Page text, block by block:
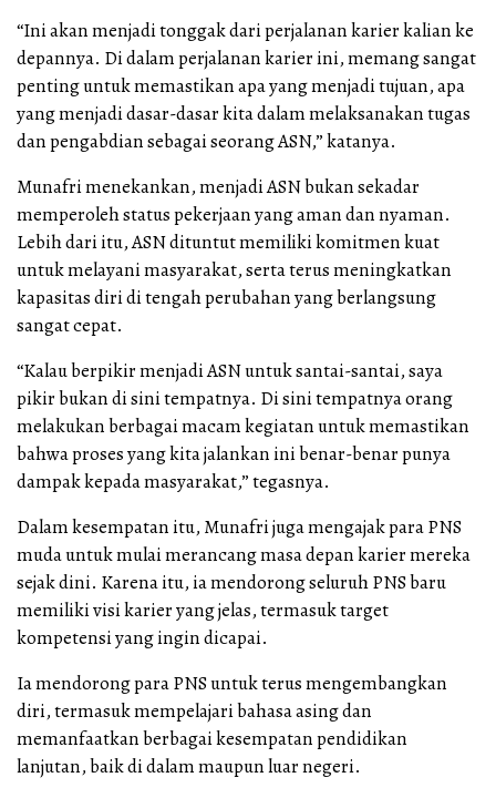
“Ini akan menjadi tonggak dari perjalanan karier kalian ke
depannya. Di dalam perjalanan karier ini, memang sangat
penting untuk memastikan apa yang menjadi tujuan, apa
yang menjadi dasar-dasar kita dalam melaksanakan tugas
dan pengabdian sebagai seorang ASN,” katanya.
Munafri menekankan, menjadi ASN bukan sekadar
memperoleh status pekerjaan yang aman dan nyaman.
Lebih dari itu, ASN dituntut memiliki komitmen kuat
untuk melayani masyarakat, serta terus meningkatkan
kapasitas diri di tengah perubahan yang berlangsung
sangat cepat.
“Kalau berpikir menjadi ASN untuk santai-santai, saya
pikir bukan di sini tempatnya. Di sini tempatnya orang
melakukan berbagai macam kegiatan untuk memastikan
bahwa proses yang kita jalankan ini benar-benar punya
dampak kepada masyarakat,” tegasnya.
Dalam kesempatan itu, Munafri juga mengajak para PNS
muda untuk mulai merancang masa depan karier mereka
sejak dini. Karena itu, ia mendorong seluruh PNS baru
memiliki visi karier yang jelas, termasuk target
kompetensi yang ingin dicapai.
Ia mendorong para PNS untuk terus mengembangkan
diri, termasuk mempelajari bahasa asing dan
memanfaatkan berbagai kesempatan pendidikan
lanjutan, baik di dalam maupun luar negeri.